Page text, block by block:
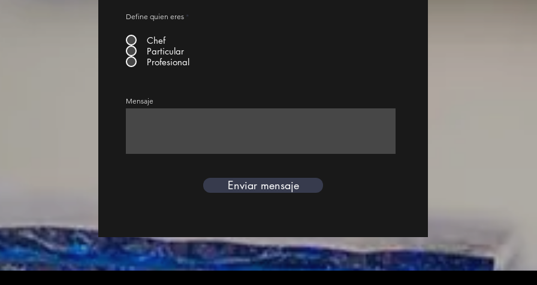
Define quien eres *
Chef
Particular
Profesional
Mensaje
Enviar mensaje